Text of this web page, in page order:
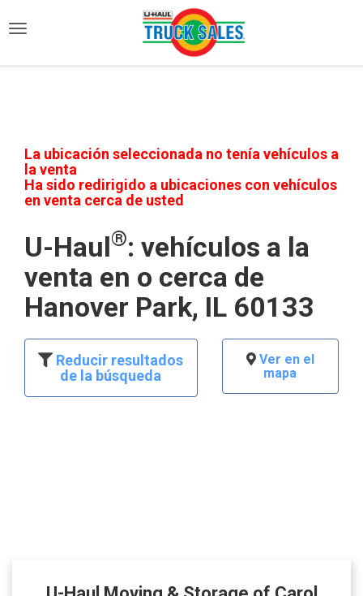
La ubicación seleccionada no tenía vehículos a
la venta
Ha sido redirigido a ubicaciones con vehículos
en venta cerca de usted
U-Haul®: vehículos a la
venta en o cerca de
Hanover Park, IL 60133
Reducir resultados
de la búsqueda
Ver en el
mapa